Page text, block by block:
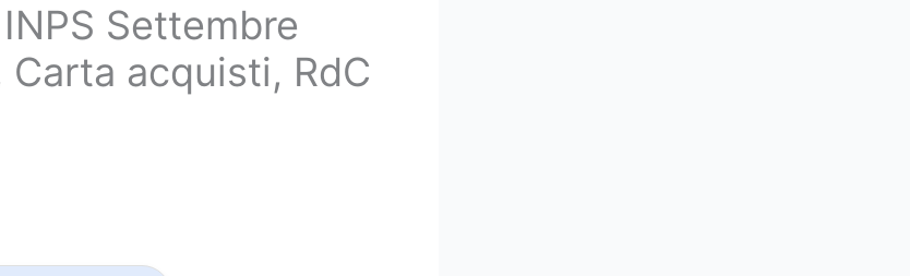
Settembre
acquisti, RdC